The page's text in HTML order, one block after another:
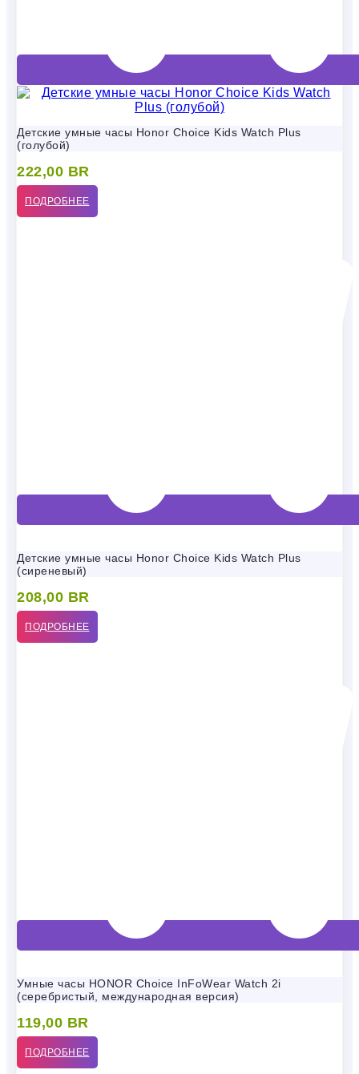
Детские умные часы Honor Choice Kids Watch Plus
(голубой)
222,00 BR
ПОДРОБНЕЕ
Детские умные часы Honor Choice Kids Watch Plus
(сиреневый)
208,00 BR
ПОДРОБНЕЕ
Умные часы HONOR Choice InFoWear Watch 2i
(серебристый, международная версия)
119,00 BR
ПОДРОБНЕЕ